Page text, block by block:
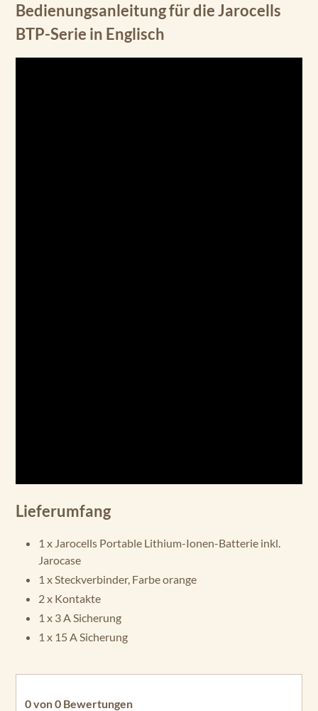
Bedienungsanleitung für die Jarocells
BTP-Serie in Englisch
Lieferumfang
1 x Jarocells Portable Lithium-Ionen-Batterie inkl.
Jarocase
1 x Steckverbinder, Farbe orange
2 x Kontakte
1 x 3 A Sicherung
1 x 15 A Sicherung
0 von 0 Bewertungen